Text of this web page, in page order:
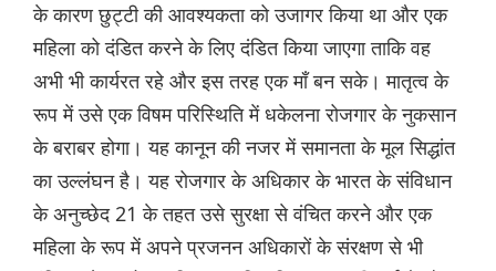
के कारण छुट्टी की आवश्यकता को उजागर किया था और एक
महिला को दंडित करने के लिए दंडित किया जाएगा ताकि वह
अभी भी कार्यरत रहे और इस तरह एक माँ बन सके। मातृत्व के
रूप में उसे एक विषम परिस्थिति में धकेलना रोजगार के नुकसान
के बराबर होगा। यह कानून की नजर में समानता के मूल सिद्धांत
का उल्लंघन है। यह रोजगार के अधिकार के भारत के संविधान
के अनुच्छेद 21 के तहत उसे सुरक्षा से वंचित करने और एक
महिला के रूप में अपने प्रजनन अधिकारों के संरक्षण से भी